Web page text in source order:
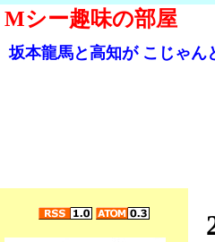
Mシー趣味の部屋
坂本龍馬と高知が こじゃん